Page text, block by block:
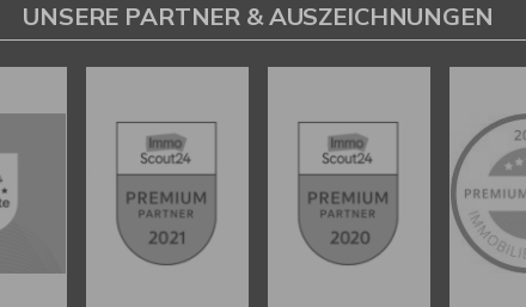
UNSERE PARTNER & AUSZEICHNUNGEN